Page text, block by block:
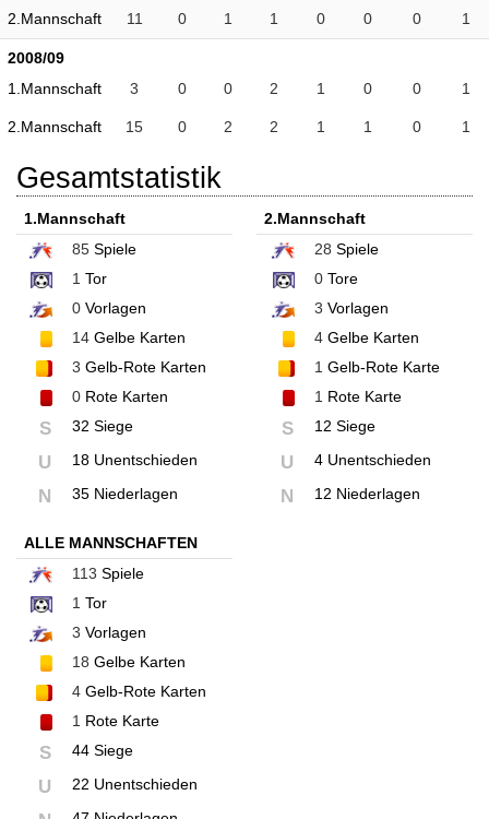
2.Mannschaft 11 0 1 1 0 0 0 1
2008/09
1.Mannschaft
3 0 0 2 1 0 0 1
2.Mannschaft 15 0 2 2 1 1 0 1
Gesamtstatistik
1.Mannschaft
85 Spiele
1 Tor
0 Vorlagen
14 Gelbe Karten
3 Gelb-Rote Karten
0 Rote Karten
S 32 Siege
U 18 Unentschieden
N 35 Niederlagen
2.Mannschaft
28 Spiele
0Tore
3 Vorlagen
4Gelbe Karten
1 Gelb-Rote Karte
1 Rote Karte
S 12 Siege
U 4 Unentschieden
N 12 Niederlagen
ALLE MANNSCHAFTEN
113 Spiele
1 Tor
3 Vorlagen
18 Gelbe Karten
4 Gelb-Rote Karten
1 Rote Karte
S 44 Siege
U 22 Unentschieden